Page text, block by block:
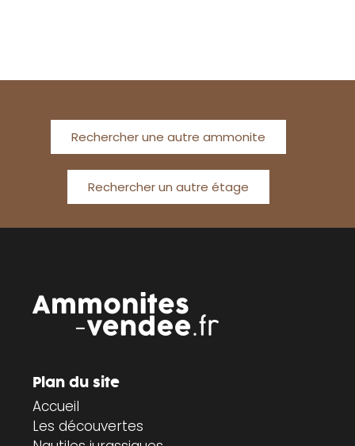
Rechercher une autre ammonite
Rechercher un autre étage
Plan du site
Accueil
Les découvertes